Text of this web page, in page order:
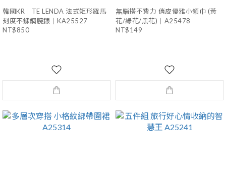
韓國KR｜TE LENDA 法式矩形羅馬
刻度不鏽鋼腕錶｜KA25527
NT$850
無腦搭不費力 俏皮優雅小領巾 (黃
花/綠花/黑花)｜A25478
NT$149